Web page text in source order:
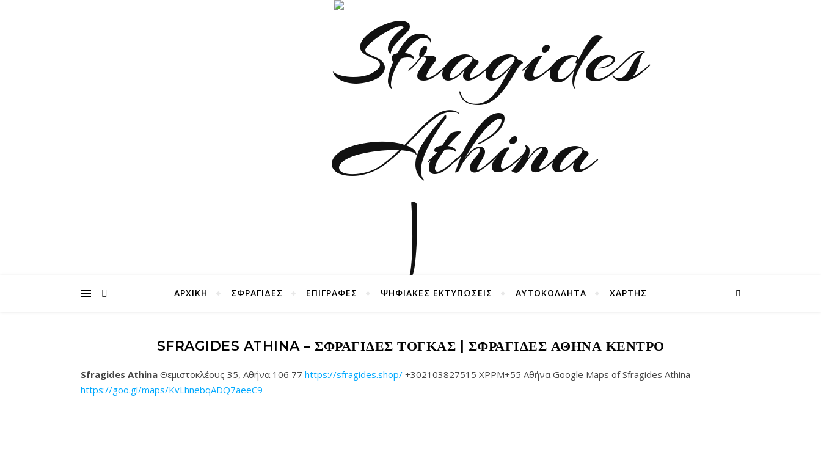
ΑΡΧΙΚΉ ΣΦΡΑΓΙΔΕΣ ΕΠΙΓΡΑΦΕΣ ΨΗΦΙΑΚΕΣ ΕΚΤΥΠΩΣΕΙΣ ΑΥΤΟΚΟΛΛΗΤΑ ΧΑΡΤΗΣ
SFRAGIDES ATHINA – ΣΦΡΑΓΊΔΕΣ ΤΟΓΚΑΣ | ΣΦΡΑΓΊΔΕΣ ΑΘΉΝΑ ΚΈΝΤΡΟ
Sfragides Athina Θεμιστοκλέους 35, Αθήνα 106 77 https://sfragides.shop/ +302103827515 XPPM+55 Αθήνα Google Maps of Sfragides Athina
https://goo.gl/maps/KvLhnebqADQ7aeeC9